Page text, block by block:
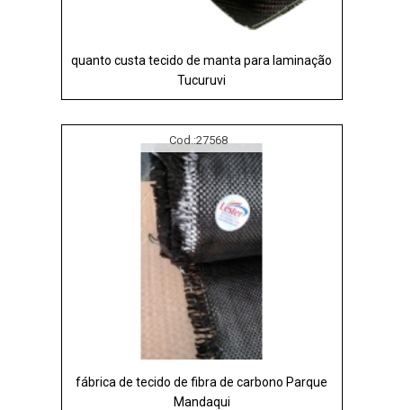
quanto custa tecido de manta para laminação
Tucuruvi
Cod.:27568
fábrica de tecido de fibra de carbono Parque
Mandaqui